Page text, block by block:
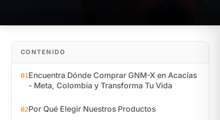
CONTENIDO
01Encuentra Dónde Comprar GNM-X en Acacías
- Meta, Colombia y Transforma Tu Vida
02Por Qué Elegir Nuestros Productos